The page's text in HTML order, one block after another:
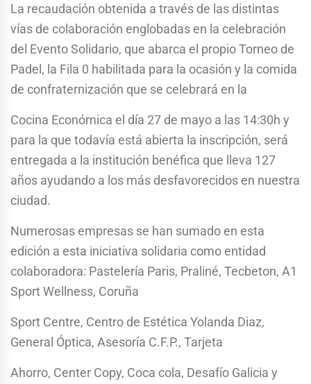
La recaudación obtenida a través de las distintas
vías de colaboración englobadas en la celebración
del Evento Solidario, que abarca el propio Torneo de
Padel, la Fila 0 habilitada para la ocasión y la comida
de confraternización que se celebrará en la
Cocina Económica el día 27 de mayo a las 14:30h y
para la que todavía está abierta la inscripción, será
entregada a la institución benéfica que lleva 127
años ayudando a los más desfavorecidos en nuestra
ciudad.
Numerosas empresas se han sumado en esta
edición a esta iniciativa solidaria como entidad
colaboradora: Pastelería Paris, Praliné, Tecbeton, A1
Sport Wellness, Coruña
Sport Centre, Centro de Estética Yolanda Diaz,
General Óptica, Asesoría C.F.P., Tarjeta
Ahorro, Center Copy, Coca cola, Desafío Galicia y